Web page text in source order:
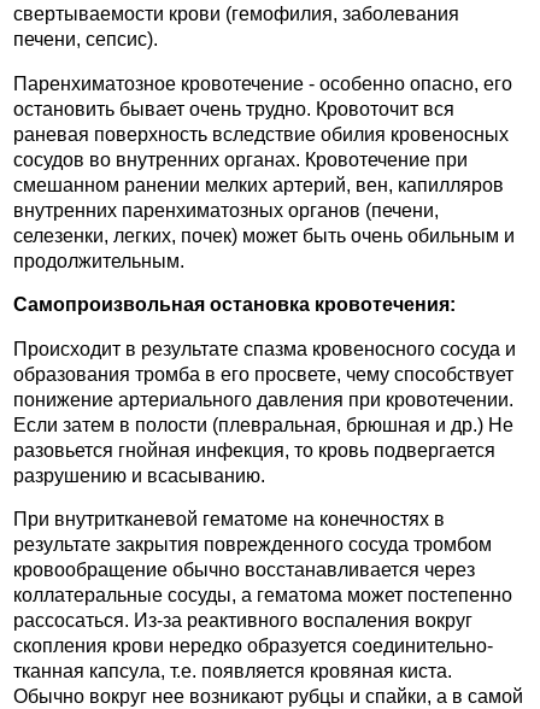
свертываемости крови (гемофилия, заболевания
печени, сепсис).
Паренхиматозное кровотечение - особенно опасно, его
остановить бывает очень трудно. Кровоточит вся
раневая поверхность вследствие обилия кровеносных
сосудов во внутренних органах. Кровотечение при
смешанном ранении мелких артерий, вен, капилляров
внутренних паренхиматозных органов (печени,
селезенки, легких, почек) может быть очень обильным и
продолжительным.
Самопроизвольная остановка кровотечения:
Происходит в результате спазма кровеносного сосуда и
образования тромба в его просвете, чему способствует
понижение артериального давления при кровотечении.
Если затем в полости (плевральная, брюшная и др.) Не
разовьется гнойная инфекция, то кровь подвергается
разрушению и всасыванию.
При внутритканевой гематоме на конечностях в
результате закрытия поврежденного сосуда тромбом
кровообращение обычно восстанавливается через
коллатеральные сосуды, а гематома может постепенно
рассосаться. Из-за реактивного воспаления вокруг
скопления крови нередко образуется соединительно-
тканная капсула, т.е. появляется кровяная киста.
Обычно вокруг нее возникают рубцы и спайки, а в самой